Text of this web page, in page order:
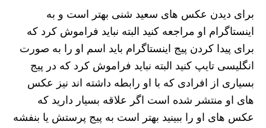
برای دیدن عکس های سعید شنی بهتر است و به
اینستاگرام او مراجعه کنید البته نباید فراموش کرد که
برای پیدا کردن پیج اینستاگرام باید اسم او را به صورت
انگلیسی تایپ کنید البته نباید فراموش کرد که در پیج
بسیاری از افرادی که با او رابطه داشته اند نیز عکس
های او منتشر شده است اگر علاقه بسیار دارید که
عکس های او را ببینید بهتر است به پیج پرستش یا بنفشه